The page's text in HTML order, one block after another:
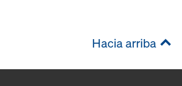
Hacia arriba